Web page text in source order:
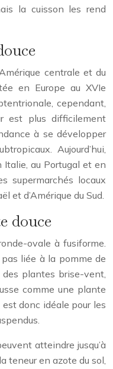
la cuisson les rend
centrale et du
en Europe au XVIe
cependant,
est plus difficilement
à se développer
Aujourd’hui,
Italie, au Portugal et en
supermarchés locaux
et d’Amérique du Sud.
douce
ovale à fusiforme.
pas liée à la pomme de
plantes brise-vent,
comme une plante
donc idéale pour les
atteindre jusqu’à
teneur en azote du sol,